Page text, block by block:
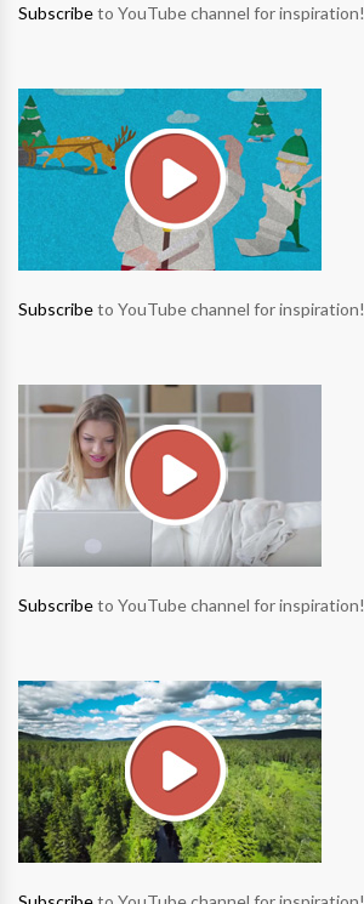
Subscribeto YouTube channel for inspiration!
Subscribeto YouTube channel for inspiration!
Subscribeto YouTube channel for inspiration!